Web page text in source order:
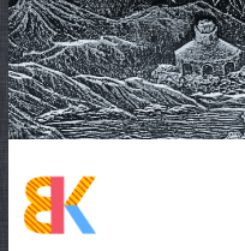
Skip
to
content